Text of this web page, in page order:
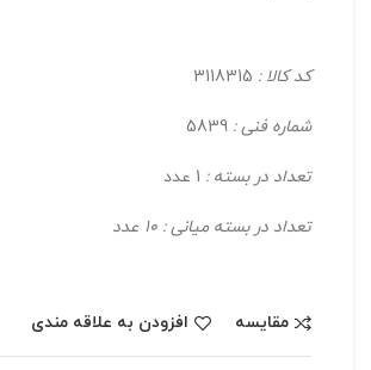
کد کالا :
شماره فنی :
تعداد در بسته :
تعداد در بسته میانی : 10 عدد
مقایسه افزودن به علاقه مندی